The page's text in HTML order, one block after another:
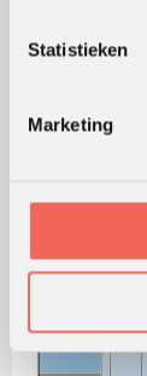
Statistieken
Marketing